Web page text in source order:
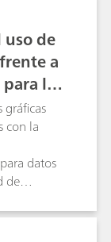
colores y
de
a
la i
gráficas
con la
datos
de